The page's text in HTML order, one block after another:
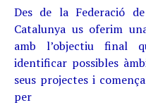
Des de la Federació
Catalunya us oferim
amb l’objectiu final
identificar possibles
seus projectes i
per